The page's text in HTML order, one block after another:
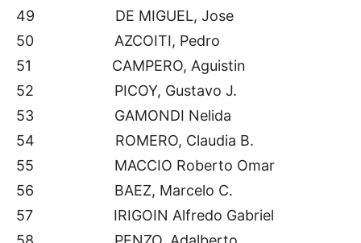
49 DE MIGUEL, Jose
50 AZCOITI, Pedro
51 CAMPERO, Aguistin
52 PICOY, Gustavo J.
53 GAMONDI Nelida
54 ROMERO, Claudia B.
55 MACCIO Roberto Omar
56 BAEZ, Marcelo C.
57 IRIGOIN Alfredo Gabriel